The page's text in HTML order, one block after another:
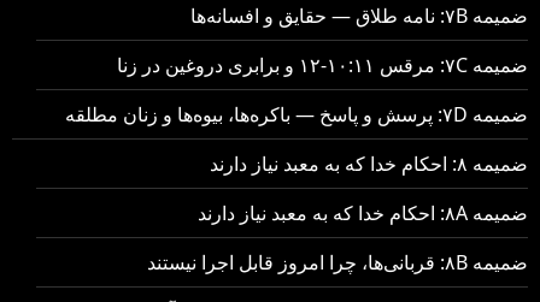
ضمیمه ۷B: نامه طلاق — حقایق و افسانه‌ها
ضمیمه ۷C: مرقس ۱۰:۱۱-۱۲ و برابری دروغین در زنا
ضمیمه ۷D: پرسش و پاسخ — باکره‌ها، بیوه‌ها و زنان مطلقه
ضمیمه ۸: احکام خدا که به معبد نیاز دارند
ضمیمه ۸A: احکام خدا که به معبد نیاز دارند
ضمیمه ۸B: قربانی‌ها، چرا امروز قابل اجرا نیستند